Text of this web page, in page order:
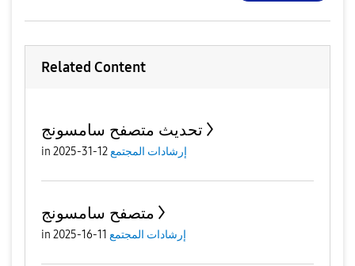
Related Content
تحديث متصفح سامسونج
in إرشادات المجتمع12-31-2025
متصفح سامسونج
in إرشادات المجتمع 11-16-2025